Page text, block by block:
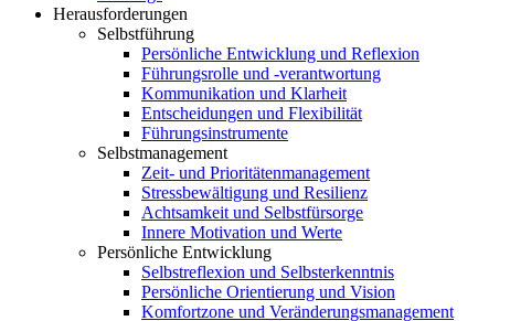
Herausforderungen
Selbstführung
Persönliche Entwicklung und Reflexion
Führungsrolle und -verantwortung
Kommunikation und Klarheit
Entscheidungen und Flexibilität
Führungsinstrumente
Selbstmanagement
Zeit- und Prioritätenmanagement
Stressbewältigung und Resilienz
Achtsamkeit und Selbstfürsorge
Innere Motivation und Werte
Persönliche Entwicklung
Selbstreflexion und Selbsterkenntnis
Persönliche Orientierung und Vision
Komfortzone und Veränderungsmanagement